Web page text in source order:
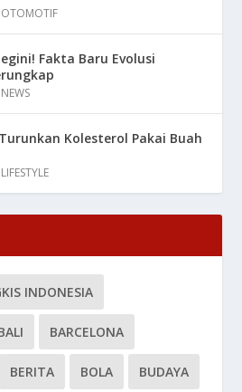
OTOMOTIF
Fakta Baru Evolusi
NEWS
Kolesterol Pakai Buah
LIFESTYLE
INDONESIA
BARCELONA
BERITA BOLA BUDAYA